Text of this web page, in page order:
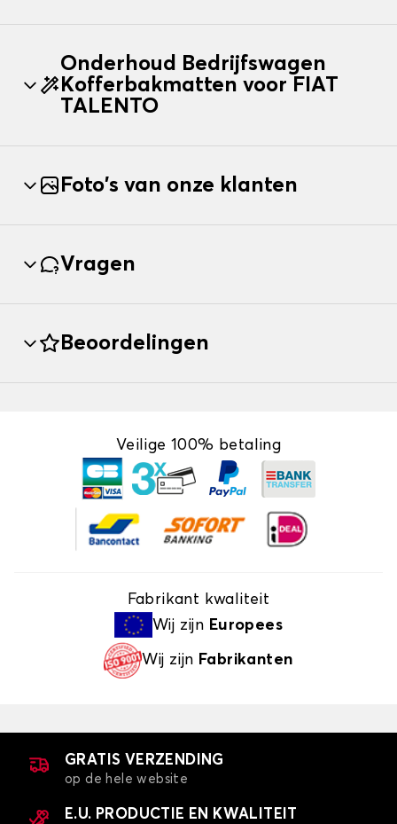
Onderhoud Bedrijfswagen
Kofferbakmatten voor FIAT
TALENTO
Foto's van onze klanten
Vragen
Beoordelingen
Veilige 100% betaling
Fabrikant kwaliteit
Wij zijn Europees
Wij zijn Fabrikanten
GRATIS VERZENDING
op de hele website
E.U. PRODUCTIE EN KWALITEIT